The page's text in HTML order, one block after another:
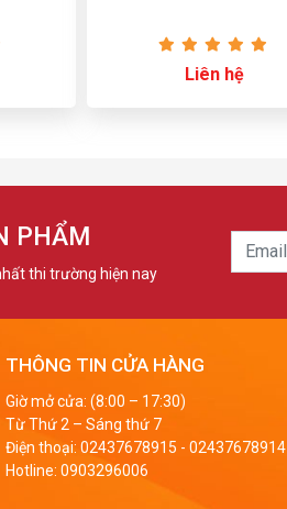
Liên hệ
PHẨM
thi trường hiện nay
THÔNG TIN CỬA HÀNG
Giờ mở cửa: (8:00 – 17:30)
Từ Thứ 2 – Sáng thứ 7
Điện thoại: 02437678915 - 02437678914
Hotline: 0903296006